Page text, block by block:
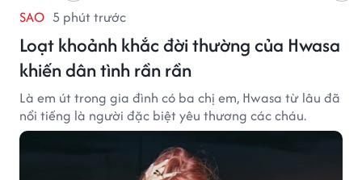
SAO 5 phút trước
Loạt khoảnh khắc đời thường của Hwasa
khiến dân tình rần rần
Là em út trong gia đình có ba chị em, Hwasa từ lâu đã
nổi tiếng là người đặc biệt yêu thương các cháu.